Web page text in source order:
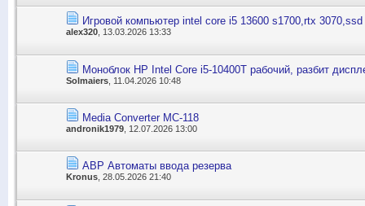
Игровой компьютер intel core i5 13600 s1700,rtx
alex320 , 13.03.2026 13:33
Моноблок HP Intel Core i5-10400T рабочий, разбит
Solmaiers , 11.04.2026 10:48
Media Converter MC-118
andronik1979 , 12.07.2026 13:00
АВР Автоматы ввода резерва
Kronus, 28.05.2026 21:40